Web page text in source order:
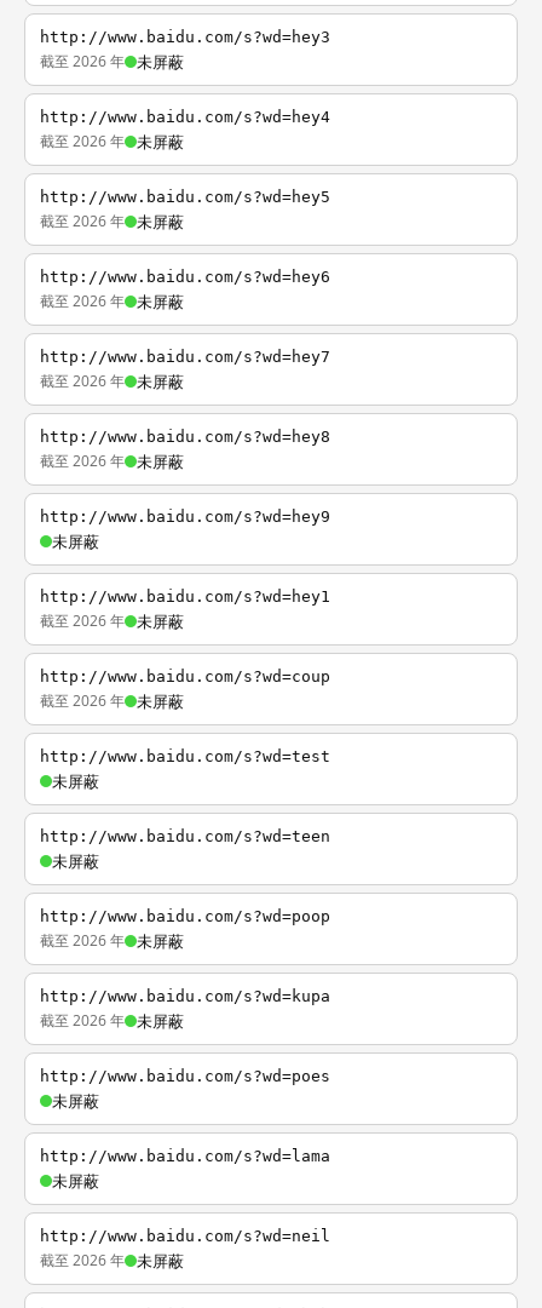
http://www.baidu.com/s?wd=hey3
截至 2026 年 未屏蔽
http://www.baidu.com/s?wd=hey4
截至 2026 年 未屏蔽
http://www.baidu.com/s?wd=hey5
截至 2026 年 未屏蔽
http://www.baidu.com/s?wd=hey6
截至 2026 年 未屏蔽
http://www.baidu.com/s?wd=hey7
截至 2026 年 未屏蔽
http://www.baidu.com/s?wd=hey8
截至 2026 年 未屏蔽
http://www.baidu.com/s?wd=hey9
未屏蔽
http://www.baidu.com/s?wd=hey1
截至 2026 年 未屏蔽
http://www.baidu.com/s?wd=coup
截至 2026 年 未屏蔽
http://www.baidu.com/s?wd=test
未屏蔽
http://www.baidu.com/s?wd=teen
未屏蔽
http://www.baidu.com/s?wd=poop
截至 2026 年 未屏蔽
http://www.baidu.com/s?wd=kupa
截至 2026 年 未屏蔽
http://www.baidu.com/s?wd=poes
未屏蔽
http://www.baidu.com/s?wd=lama
未屏蔽
http://www.baidu.com/s?wd=neil
截至 2026 年 未屏蔽